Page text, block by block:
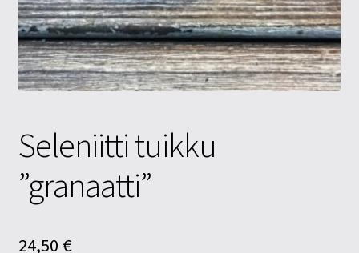
Seleniitti tuikku
”granaatti”
24,50 €